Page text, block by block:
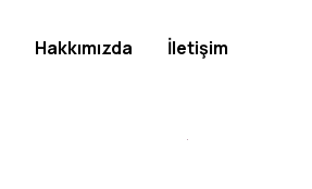
Hakkımızda İletişim